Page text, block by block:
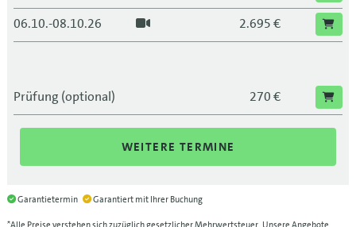
06.10.-08.10.26
2.695 €
Prüfung (optional) 270 €
WEITERE TERMINE
Garantietermin Garantiert mit Ihrer Buchung